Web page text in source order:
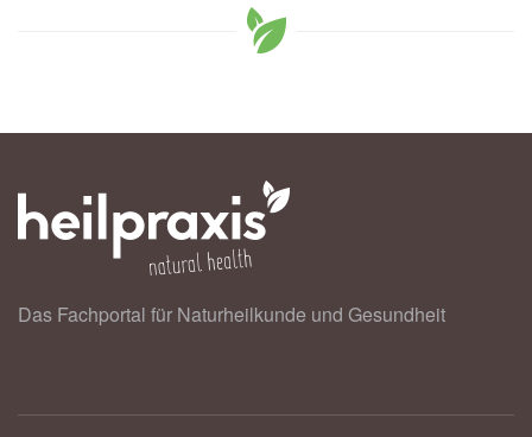
Das Fachportal für Naturheilkunde und Gesundheit